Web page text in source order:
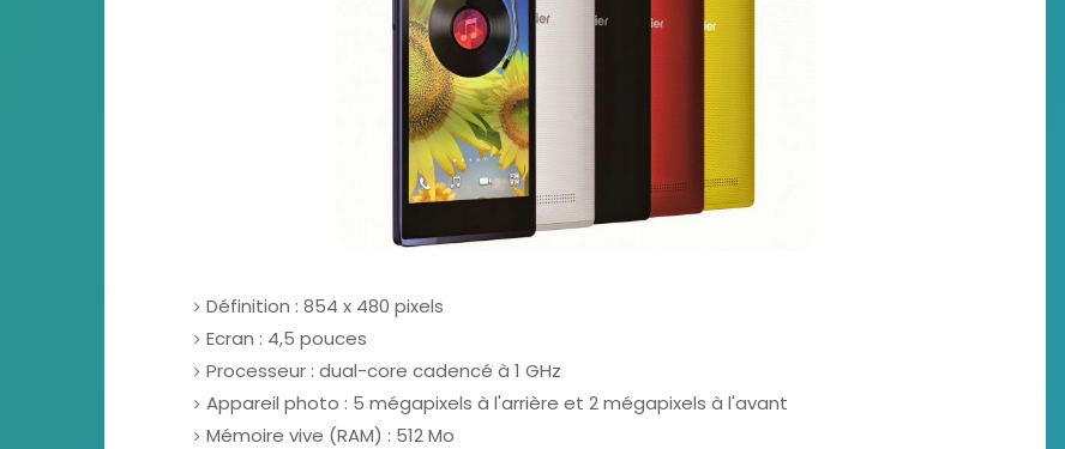
Définition : 854 x 480 pixels
Ecran : 4,5 pouces
Processeur : dual-core cadencé à 1 GHz
Appareil photo : 5 mégapixels à l'arrière et 2 mégapixels à l'avant
Mémoire vive (RAM) : 512 Mo